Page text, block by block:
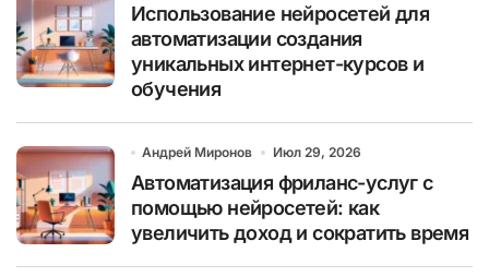
Использование нейросетей для
автоматизации создания
уникальных интернет-курсов и
обучения
Андрей Миронов Июл 29, 2026
Автоматизация фриланс-услуг с
помощью нейросетей: как
увеличить доход и сократить время